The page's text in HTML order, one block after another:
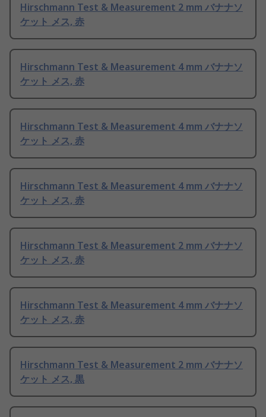
Hirschmann Test & Measurement 2 mm バナナソ
ケット メス, 赤
Hirschmann Test & Measurement 4 mm バナナソ
ケット メス, 赤
Hirschmann Test & Measurement 4 mm バナナソ
ケット メス, 赤
Hirschmann Test & Measurement 4 mm バナナソ
ケット メス, 赤
Hirschmann Test & Measurement 2 mm バナナソ
ケット メス, 赤
Hirschmann Test & Measurement 4 mm バナナソ
ケット メス, 赤
Hirschmann Test & Measurement 2 mm バナナソ
ケット メス, 黒